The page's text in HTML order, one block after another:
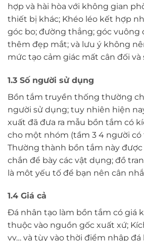
hợp và hài hòa với không gian
thiết bị khác; Khéo léo kết hợp
góc bo; đường thẳng; góc vuông
thêm đẹp mắt; và lưu ý không
mức tạo cảm giác mất cân đối và
1.3 Số người sử dụng
Bồn tắm truyền thống thường
người sử dụng; tuy nhiên hiện
xuất đã đưa ra mẫu bồn tắm có
cho một nhóm (tầm 3 4 người có
Thường thành bồn tắm này
chắn để bày các vật dụng; đồ
là môt yếu tố để bạn nên cân
1.4 Giá cả
Đá nhân tạo làm bồn tắm có giá
thuộc vào nguồn gốc xuất xứ;
vv… và tùy vào thời điểm nhập